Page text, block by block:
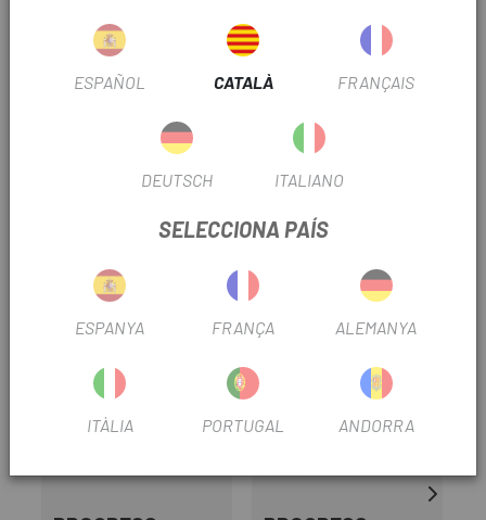
És una cinta ultra lleugera, elàstica i molt resistent per
tubelitzar qualsevol llanta.
S'adapta perfectament a la forma de llanta sense arrugar-
PRODUCTOS SIMILARES
ESPAÑOL CATALÀ FRANÇAIS
DEUTSCH ITALIANO
SELECCIONA PAÍS
ESPANYA FRANÇA ALEMANYA
ITÀLIA PORTUGAL ANDORRA